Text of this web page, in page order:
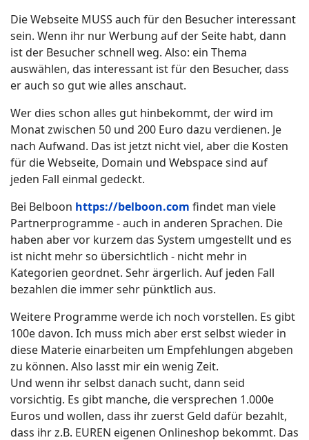
Die Webseite MUSS auch für den Besucher interessant
sein. Wenn ihr nur Werbung auf der Seite habt, dann
ist der Besucher schnell weg. Also: ein Thema
auswählen, das interessant ist für den Besucher, dass
er auch so gut wie alles anschaut.
Wer dies schon alles gut hinbekommt, der wird im
Monat zwischen 50 und 200 Euro dazu verdienen. Je
nach Aufwand. Das ist jetzt nicht viel, aber die Kosten
für die Webseite, Domain und Webspace sind auf
jeden Fall einmal gedeckt.
Bei Belboon https://belboon.com findet man viele
Partnerprogramme - auch in anderen Sprachen. Die
haben aber vor kurzem das System umgestellt und es
ist nicht mehr so übersichtlich - nicht mehr in
Kategorien geordnet. Sehr ärgerlich. Auf jeden Fall
bezahlen die immer sehr pünktlich aus.
Weitere Programme werde ich noch vorstellen. Es gibt
100e davon. Ich muss mich aber erst selbst wieder in
diese Materie einarbeiten um Empfehlungen abgeben
zu können. Also lasst mir ein wenig Zeit.
Und wenn ihr selbst danach sucht, dann seid
vorsichtig. Es gibt manche, die versprechen 1.000e
Euros und wollen, dass ihr zuerst Geld dafür bezahlt,
dass ihr z.B. EUREN eigenen Onlineshop bekommt. Das